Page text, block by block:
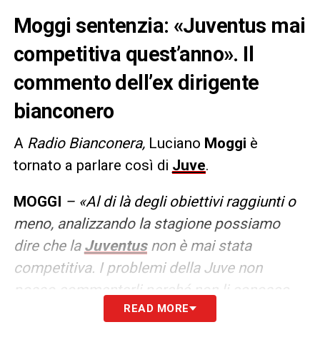
Moggi sentenzia: «Juventus mai
competitiva quest’anno». Il
commento dell’ex dirigente
bianconero
A Radio Bianconera, Luciano Moggi è
tornato a parlare così di Juve.
MOGGI – «Al di là degli obiettivi raggiunti o
meno, analizzando la stagione possiamo
dire che la Juventusnon è mai stata
competitiva. I problemi della Juve non
posso commentarli perché non li conosco,
ma di certo posso dire che si è sbagliata la
READ MORE